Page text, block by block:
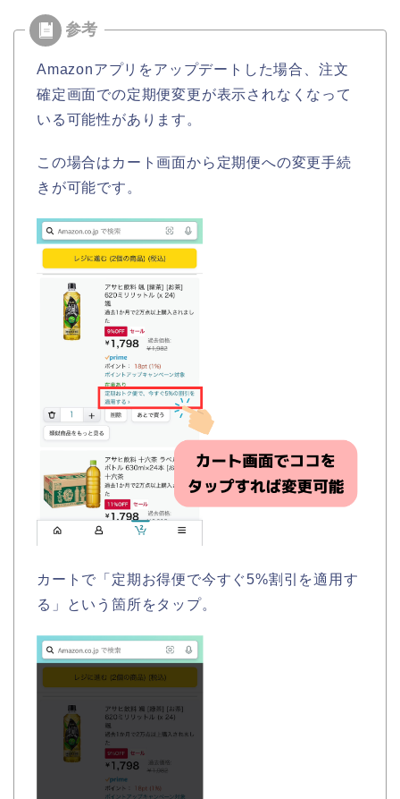
Amazonアプリをアップデートした場合、注文
確定画面での定期便変更が表示されなくなって
いる可能性があります。
この場合はカート画面から定期便への変更手続
きが可能です。
カートで「定期お得便で今すぐ5%割引を適用す
る」という箇所をタップ。